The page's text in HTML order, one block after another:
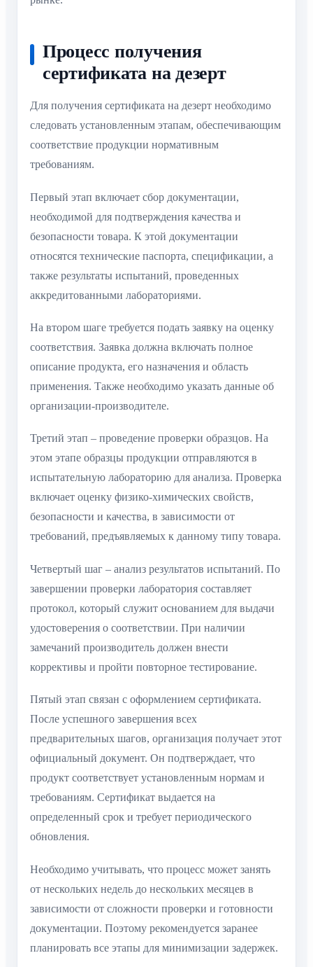
Процесс получения
сертификата на дезерт
Для получения сертификата на дезерт необходимо
следовать установленным этапам, обеспечивающим
соответствие продукции нормативным
требованиям.
Первый этап включает сбор документации,
необходимой для подтверждения качества и
безопасности товара. К этой документации
относятся технические паспорта, спецификации, а
также результаты испытаний, проведенных
аккредитованными лабораториями.
На втором шаге требуется подать заявку на оценку
соответствия. Заявка должна включать полное
описание продукта, его назначения и область
применения. Также необходимо указать данные об
организации-производителе.
Третий этап – проведение проверки образцов. На
этом этапе образцы продукции отправляются в
испытательную лабораторию для анализа. Проверка
включает оценку физико-химических свойств,
безопасности и качества, в зависимости от
требований, предъявляемых к данному типу товара.
Четвертый шаг – анализ результатов испытаний. По
завершении проверки лаборатория составляет
протокол, который служит основанием для выдачи
удостоверения о соответствии. При наличии
замечаний производитель должен внести
коррективы и пройти повторное тестирование.
Пятый этап связан с оформлением сертификата.
После успешного завершения всех
предварительных шагов, организация получает этот
официальный документ. Он подтверждает, что
продукт соответствует установленным нормам и
требованиям. Сертификат выдается на
определенный срок и требует периодического
обновления.
Необходимо учитывать, что процесс может занять
от нескольких недель до нескольких месяцев в
зависимости от сложности проверки и готовности
документации. Поэтому рекомендуется заранее
планировать все этапы для минимизации задержек.